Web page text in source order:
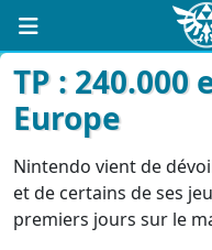
TP :
Europe
Nintendo vient de
et de certains de ses
premiers jours sur le